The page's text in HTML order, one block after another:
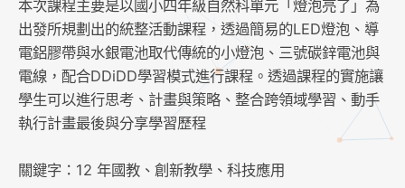
本次課程主要是以國小四年級自然科單元「燈泡亮了」為
出發所規劃出的統整活動課程，透過簡易的LED燈泡、導
電鋁膠帶與水銀電池取代傳統的小燈泡、三號碳鋅電池與
電線，配合DDiDD學習模式進行課程。透過課程的實施讓
學生可以進行思考、計畫與策略、整合跨領域學習、動手
執行計畫最後與分享學習歷程
關鍵字：12 年國教、創新教學、科技應用